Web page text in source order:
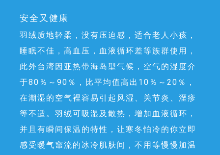
安全又健康
羽绒质地轻柔，没有压迫感，适合老人小孩，
睡眠不佳，高血压，血液循环差等族群使用，
此外台湾因亚热带海岛型气候，空气的湿度介
于80％～90％，比平均值高出10％～20％，
在潮湿的空气裡容易引起风湿、关节炎、溼疹
等不适。羽绒可吸湿及散热，增加血液循环，
并且有瞬间保温的特性，让寒冬怕冷的你立即
感受暖气窜流的冰冷肌肤间，不用等慢慢加温